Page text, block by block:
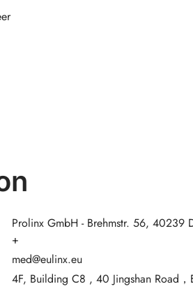
Prolinx GmbH - Brehmstr. 56, 40239
+
med@eulinx.eu
4F, Building C8 , 40 Jingshan Road